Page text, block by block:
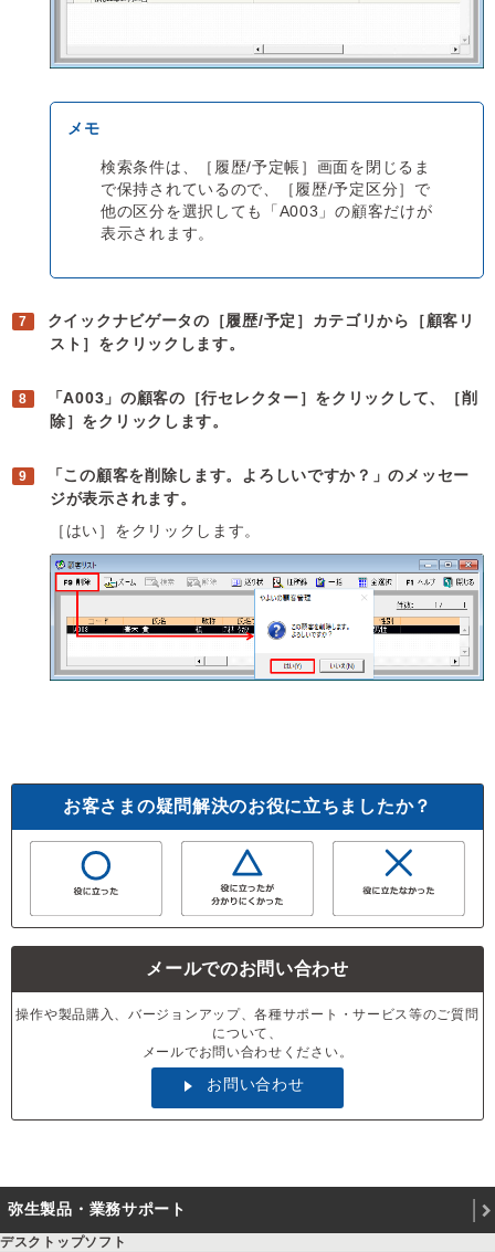
検索条件は、［履歴/予定帳］画面を閉じるま
で保持されているので、［履歴/予定区分］で
他の区分を選択しても「A003」の顧客だけが
表示されます。
クイックナビゲータの［履歴/予定］カテゴリから［顧客リ
スト］をクリックします。
「A003」の顧客の［行セレクター］をクリックして、［削
除］をクリックします。
「この顧客を削除します。よろしいですか？」のメッセー
ジが表示されます。
［はい］をクリックします。
お客さまの疑問解決のお役に立ちましたか？
メールでのお問い合わせ
操作や製品購入、バージョンアップ、各種サポート・サービス等のご質問
について、
メールでお問い合わせください。
お問い合わせ
弥生製品・業務サポート
デスクトップソフト